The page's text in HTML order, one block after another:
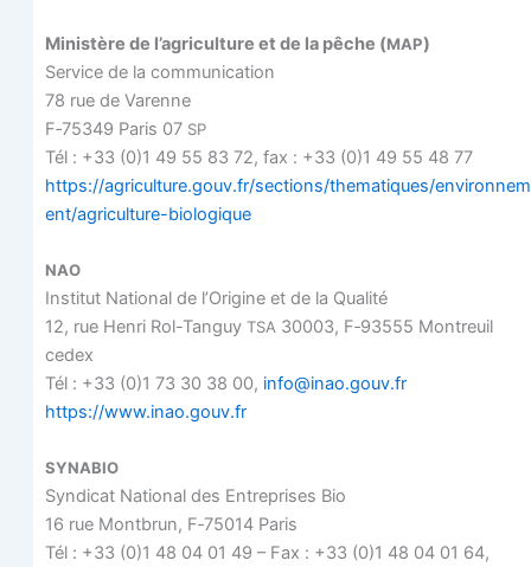
Minis­tère de l’agriculture et de la pêche (MAP)
Ser­vice de la communication
78 rue de Varenne
F‑75349 Paris 07 SP
Tél : +33 (0)1 49 55 83 72, fax : +33 (0)1 49 55 48 77
https://agriculture.gouv.fr/sections/thematiques/environnem
ent/agriculture-biologique
NAO
Ins­ti­tut Natio­nal de l’Origine et de la Qualité
12, rue Hen­ri Rol-Tan­guy TSA30003, F‑93555 Mon­treuil
cedex
Tél : +33 (0)1 73 30 38 00, info@inao.gouv.fr
https://www.inao.gouv.fr
SYNABIO
Syn­di­cat Natio­nal des Entre­prises Bio
16 rue Mont­brun, F‑75014 Paris
Tél : +33 (0)1 48 04 01 49 – Fax : +33 (0)1 48 04 01 64,